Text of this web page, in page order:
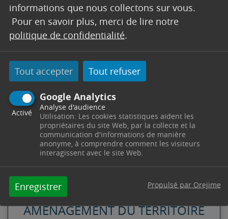
informations que nous collectons sur vous.
Pour en savoir plus, merci de lire notre
politique de confidentialité.
Tout accepter Tout refuser
Google Analytics
Activé
Analyse d'audience
Utilisation: Les cookies statistiques aident les
propriétaires du site Web, par la collecte et la
communication d'informations de manière
anonyme, à comprendre comment les visiteurs
interagissent avec le site Web.
Enregistrer Propulsé par Orejime
CONTACT
ACCUEIL URBANISME -
AMÉNAGEMENT DU TERRITOIRE